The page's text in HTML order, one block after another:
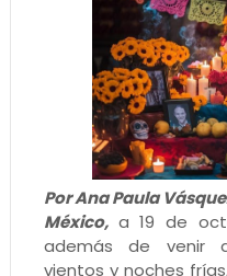
Por Ana Paula
México, a 19 de
además de venir
vientos y noches